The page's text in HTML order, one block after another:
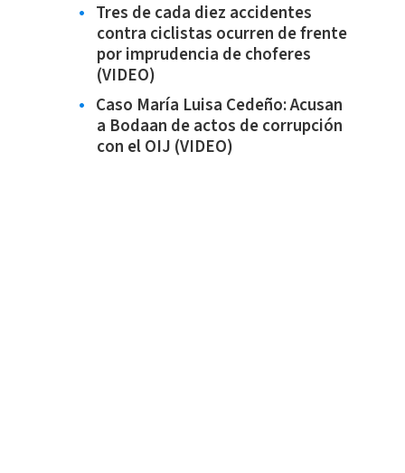
Tres de cada diez accidentes
contra ciclistas ocurren de frente
por imprudencia de choferes
(VIDEO)
Caso María Luisa Cedeño: Acusan
a Bodaan de actos de corrupción
con el OIJ (VIDEO)